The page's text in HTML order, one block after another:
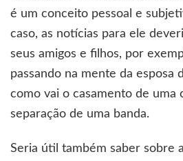
é um conceito pessoal e
caso, as notícias para ele
seus amigos e filhos, por
passando na mente da esposa
como vai o casamento de uma
separação de uma banda.
Seria útil também saber sobre